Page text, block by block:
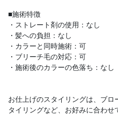
■施術特徴
・ストレート剤の使用：なし
・髪への負担：なし
・カラーと同時施術：可
・ブリーチ毛の対応：可
・施術後のカラーの色落ち：なし
お仕上げのスタイリングは、ブロ
タイリングなど、お好みに合わせ